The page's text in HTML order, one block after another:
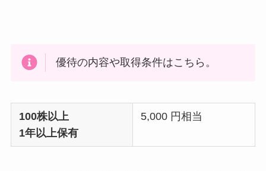
優待の内容や取得条件はこちら。
100株以上
1年以上保有
5,000 円相当